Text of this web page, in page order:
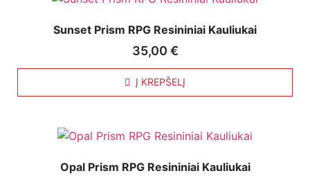
Sunset Prism RPG Resininiai Kauliukai
35,00 €
Į KREPŠELĮ
Opal Prism RPG Resininiai Kauliukai